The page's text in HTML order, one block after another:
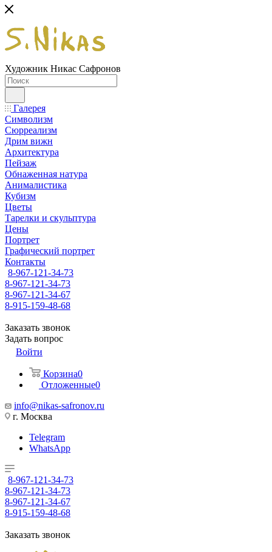
Художник Никас Сафронов
Галерея
Символизм
Сюрреализм
Дрим вижн
Архитектура
Пейзаж
Обнаженная натура
Анималистика
Кубизм
Цветы
Тарелки и скульптура
Цены
Портрет
Графический портрет
Контакты
8-967-121-34-73
8-967-121-34-73
8-967-121-34-67
8-915-159-48-68
Заказать звонок
Задать вопрос
Войти
Корзина0
Отложенные0
info@nikas-safronov.ru
г. Москва
Telegram
WhatsApp
8-967-121-34-73
8-967-121-34-73
8-967-121-34-67
8-915-159-48-68
Заказать звонок